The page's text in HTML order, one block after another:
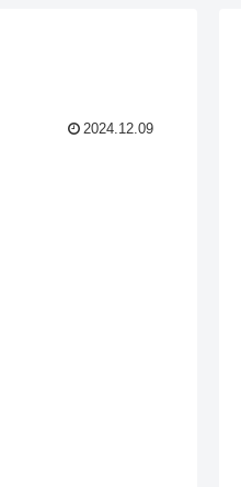
2024.12.09